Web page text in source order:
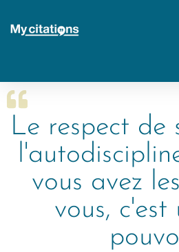
Le respect de
vous avez
vous, c'est